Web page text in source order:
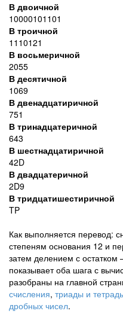
В двоичной
10000101101
В троичной
1110121
В восьмеричной
2055
В десятичной
1069
В двенадцатиричной
751
В тринадцатеричной
643
В шестнадцатиричной
42D
В двадцатеричной
2D9
В тридцатишестиричной
TP
Как выполняется перевод:
степеням основания 12 и
затем делением с
показывает оба шага с
разобраны на главной
счисления, триады и
дробных чисел.